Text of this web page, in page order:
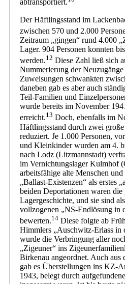
abtransportiert.
Der Häftlingsstand im
zwischen 570 und 2.000
Zeitraum „gingen“ rund 4.000
Lager. 904 Personen konnten
werden.12 Diese Zahl ließ sich
Nummerierung der
Zuweisungen schwankten
daneben gab es aber auch
Teil-Familien und
wurde bereits im November
erreicht.13 Doch, ebenfalls im
Häftlingsstand durch zwei
reduziert. Je 1.000 Personen,
und Kleinkinder wurden am 4.
nach Lodz (Litzmannstadt)
im Vernichtungslager Kulmhof
arbeitsfähige alte Menschen
„Ballast-Existenzen“ als erstes
beiden Deportationen waren
Lagergeschichte, und sie sind
vollzogenen „NS-Endlösung in
bewerten.14 Diese folgte ab
Himmlers „Auschwitz-Erlass in
wurde die Verbringung aller
„Zigeuner“ ins
Birkenau angeordnet. Auch aus
gab es Überstellungen ins KZ-
1943, belegt durch